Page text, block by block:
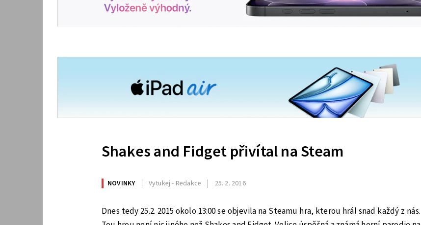
Shakes and Fidget přivítal na Steam
NOVINKY Vytukej - Redakce 25. 2. 2016
Dnes tedy 25.2. 2015 okolo 13:00 se objevila na Steamu hra, kterou hrál snad každý z nás.